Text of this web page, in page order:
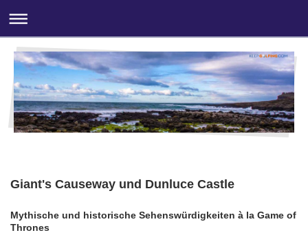
Giant's Causeway und Dunluce Castle
Mythische und historische Sehenswürdigkeiten à la Game of
Thrones